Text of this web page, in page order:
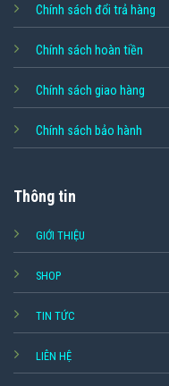
Chính sách đổi trả hàng
Chính sách hoàn tiền
Chính sách giao hàng
Chính sách bảo hành
Thông tin
GIỚI THIỆU
SHOP
TIN TỨC
LIÊN HỆ